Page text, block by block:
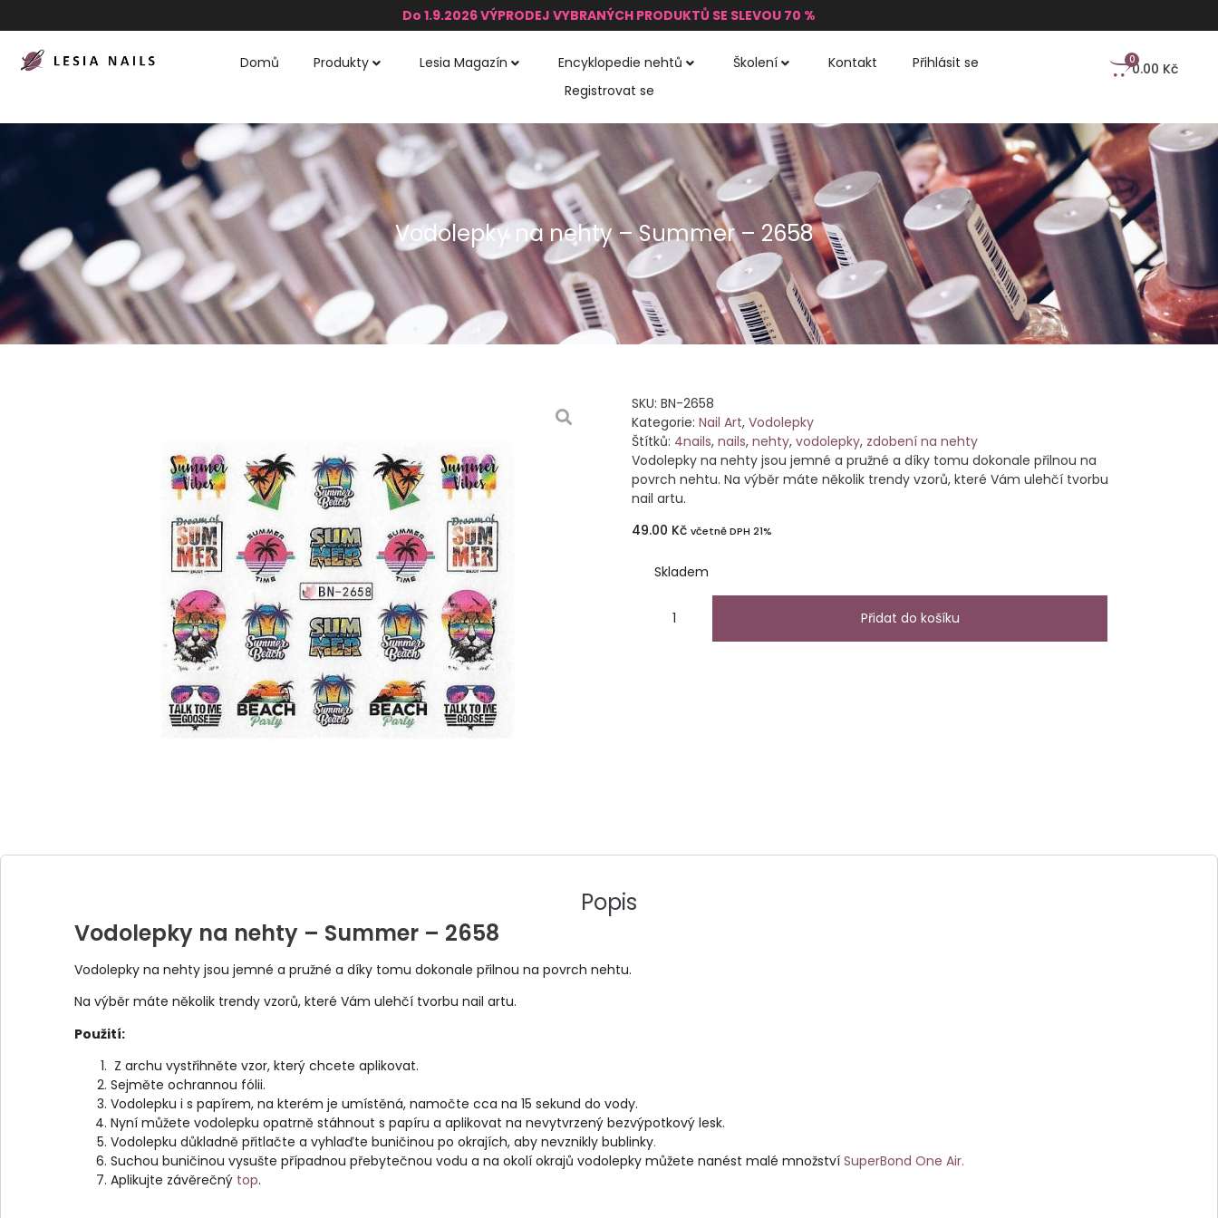
Do 1.9.2026 VÝPRODEJ VYBRANÝCH PRODUKTŮ SE SLEVOU 70 %
0.00 Kč
0
Domů Produkty Lesia Magazín Encyklopedie nehtů Školení Kontakt
Přihlásit se
Registrovat se
Vodolepky na nehty – Summer – 2658
SKU: BN-2658
Kategorie: Nail Art, Vodolepky
Štítků: 4nails, nails, nehty, vodolepky, zdobení na nehty
Vodolepky na nehty jsou jemné a pružné a díky tomu dokonale přilnou na
povrch nehtu. Na výběr máte několik trendy vzorů, které Vám ulehčí tvorbu
nail artu.
49.00 Kč včetně DPH 21%
Skladem
Přidat do košíku
Popis
Vodolepky na nehty – Summer – 2658
Vodolepky na nehty jsou jemné a pružné a díky tomu dokonale přilnou na povrch nehtu.
Na výběr máte několik trendy vzorů, které Vám ulehčí tvorbu nail artu.
Použití:
Z archu vystřihněte vzor, který chcete aplikovat.
Sejměte ochrannou fólii.
Vodolepku i s papírem, na kterém je umístěná, namočte cca na 15 sekund do vody.
Nyní můžete vodolepku opatrně stáhnout s papíru a aplikovat na nevytvrzený bezvýpotkový lesk.
Vodolepku důkladně přitlačte a vyhlaďte buničinou po okrajích, aby nevznikly bublinky.
Suchou buničinou vysušte případnou přebytečnou vodu a na okolí okrajů vodolepky můžete nanést malé množství SuperBond One Air.
Aplikujte závěrečný top.